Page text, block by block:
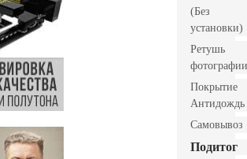
(Без
установки)
Ретушь
фотографии
Покрытие
Антидождь
Самовывоз
Подитог